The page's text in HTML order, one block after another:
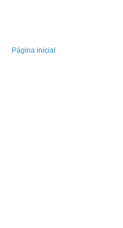
Página inicial